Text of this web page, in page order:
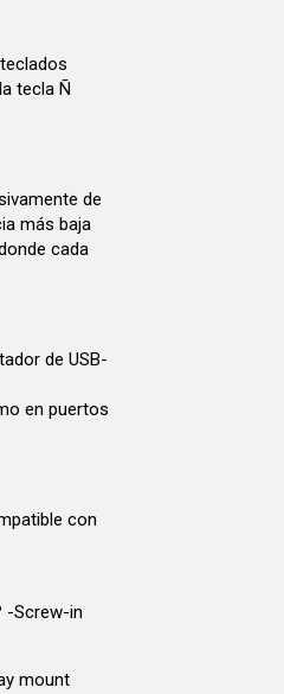
tecla Ñ
de
más baja
cada
de USB-
en puertos
con
-Screw-in
mount